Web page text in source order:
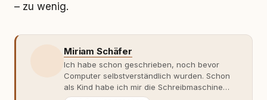
– zu wenig.
Miriam Schäfer
Ich habe schon geschrieben, noch bevor
Computer selbstverständlich wurden. Schon
als Kind habe ich mir die Schreibmaschine